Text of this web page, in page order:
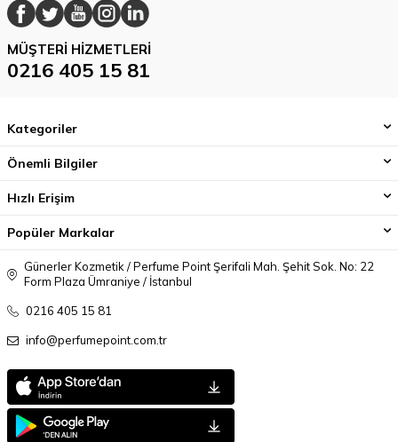
MÜŞTERI HIZMETLERI
0216 405 15 81
Kategoriler
Önemli Bilgiler
Hızlı Erişim
Popüler Markalar
Günerler Kozmetik / Perfume Point Şerifali Mah. Şehit Sok. No: 22
Form Plaza Ümraniye / İstanbul
0216 405 15 81
info@perfumepoint.com.tr